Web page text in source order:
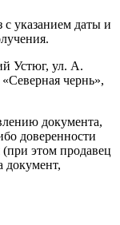
с указанием даты и
Устюг, ул. А.
чернь»,
документа,
доверенности
этом продавец
документ,